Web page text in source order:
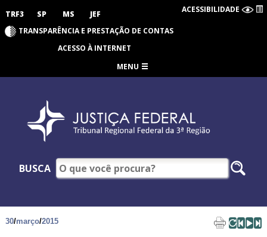
TRF3 SP MS JEF ACESSIBILIDADE
TRANSPARÊNCIA E PRESTAÇÃO DE CONTAS
ACESSO À INTERNET
MENU
BUSCA
30/março/2015